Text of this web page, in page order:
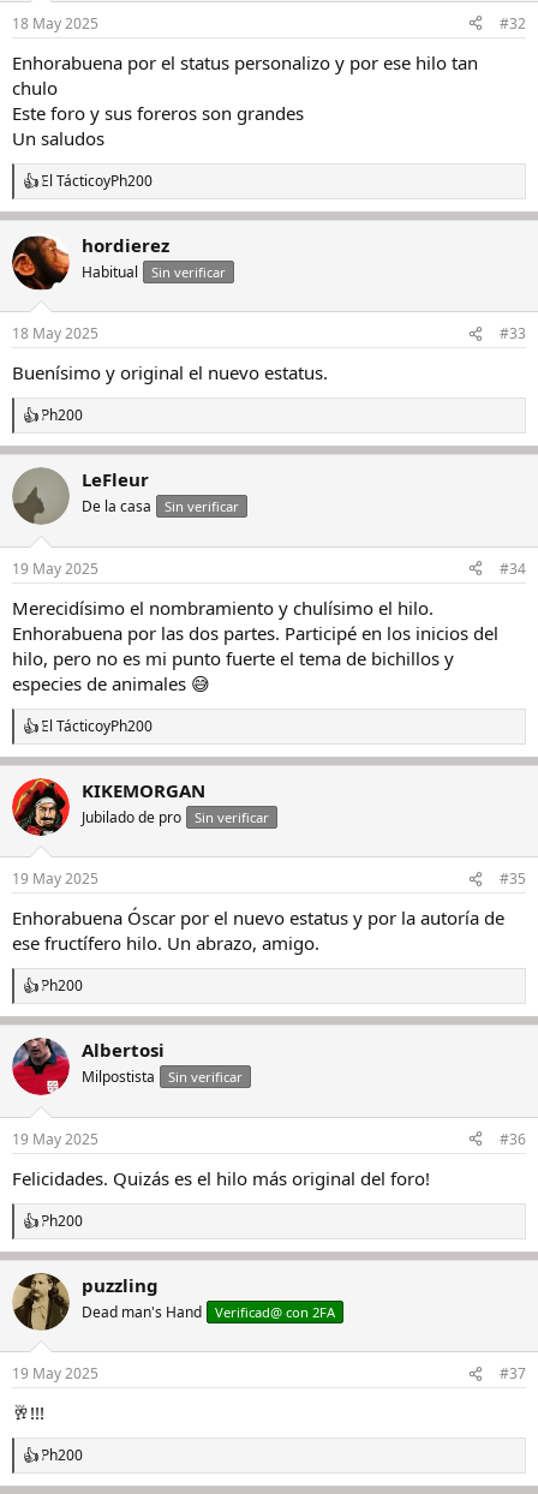
e
:
18 May 2025 #32
Enhorabuena por el status personalizo y por ese hilo tan
chulo
Este foro y sus foreros son grandes
Un saludos
R
e
a
c
c
i
e
:
El TácticoyPh200
hordierez
Habitual Sin verificar
18 May 2025 #33
Buenísimo y original el nuevo estatus.
R
e
c
c
i
e
:
Ph200
LeFleur
De la casa Sin verificar
19 May 2025 #34
Merecidísimo el nombramiento y chulísimo el hilo.
Enhorabuena por las dos partes. Participé en los inicios del
hilo, pero no es mi punto fuerte el tema de bichillos y
especies de animales 😅
R
e
a
c
c
i
e
:
El TácticoyPh200
KIKEMORGAN
Jubilado de pro Sin verificar
19 May 2025 #35
Enhorabuena Óscar por el nuevo estatus y por la autoría de
ese fructífero hilo. Un abrazo, amigo.
R
e
c
c
i
e
:
Ph200
Albertosi
Milpostista Sin verificar
19 May 2025 #36
Felicidades. Quizás es el hilo más original del foro!
R
e
a
c
c
i
e
s
:
Ph200
puzzling
Dead man's Hand Verificad@ con 2FA
19 May 2025 #37
🥂!!!
R
e
Ph200